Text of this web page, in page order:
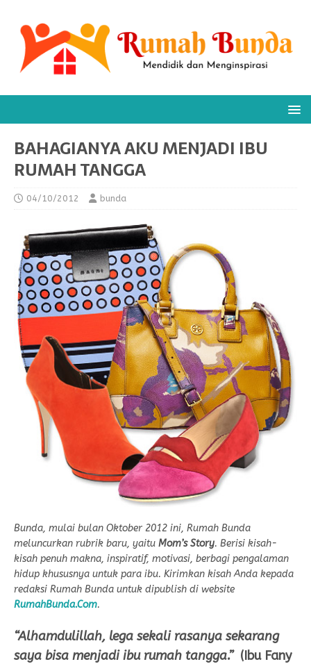
BAHAGIANYA AKU MENJADI IBU
RUMAH TANGGA
04/10/2012 bunda
Bunda, mulai bulan Oktober 2012 ini, Rumah Bunda
meluncurkan rubrik baru, yaitu Mom’s Story. Berisi kisah-
kisah penuh makna, inspiratif, motivasi, berbagi pengalaman
hidup khususnya untuk para ibu. Kirimkan kisah Anda kepada
redaksi Rumah Bunda untuk dipublish di website
RumahBunda.Com.
“Alhamdulillah, lega sekali rasanya sekarang
saya bisa menjadi ibu rumah tangga.”(Ibu Fany